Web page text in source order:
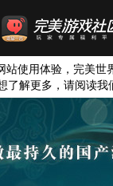
站使用体验，完美世
了解更多，请阅读我